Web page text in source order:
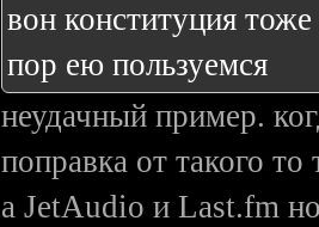
вон конституция
пор ею пользуемся
неудачный пример.
поправка от такого то
а JetAudio и Last.fm